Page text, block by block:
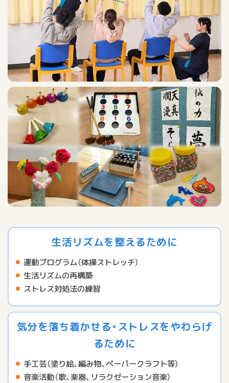
生活リズムを整えるために
運動プログラム（体操ストレッチ）
生活リズムの再構築
ストレス対処法の練習
気分を落ち着かせる・ストレスをやわらげ
るために
手工芸（塗り絵、編み物、ペーパークラフト等）
音楽活動（歌、楽器、リラクゼーション音楽）